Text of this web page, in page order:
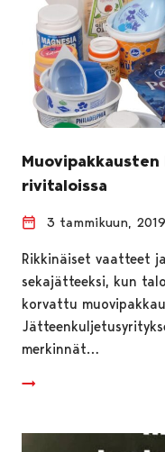
rivitaloissa
3 tammikuun, 2019
Rikkinäiset vaatteet
sekajätteeksi, kun
korvattu
merkinnät…